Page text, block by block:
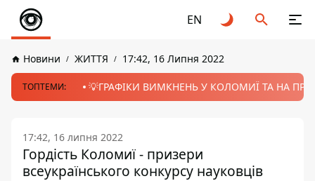
EN
Новини ЖИТТЯ 17:42, 16 Липня 2022
ТОПТЕМИ: 💡ГРАФІКИ ВИМКНЕНЬ У КОЛОМИЇ ТА НА
17:42, 16 липня 2022
Гордість Коломиї - призери
всеукраїнського конкурсу науковців